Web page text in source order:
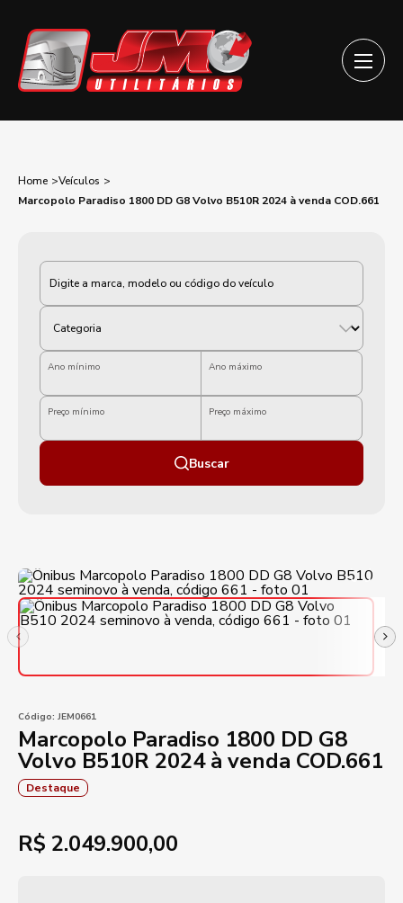
Home
Veículos
Marcopolo Paradiso 1800 DD G8 Volvo B510R 2024 à venda COD.661
Categoria
Ano mínimo Ano máximo
Preço mínimo Preço máximo
Buscar
Código: JEM0661
Marcopolo Paradiso 1800 DD G8
Volvo B510R 2024 à venda COD.661
Destaque
R$ 2.049.900,00